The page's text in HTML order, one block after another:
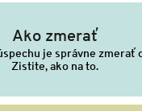
Ako zmerať
je správne zmerať
Zistite, ako na to.